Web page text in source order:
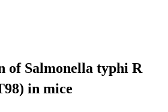
of Salmonella typhi R
in mice